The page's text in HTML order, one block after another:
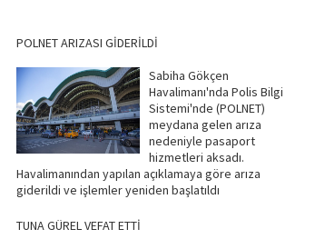
POLNET ARIZASI GİDERİLDİ
Sabiha Gökçen
Havalimanı'nda Polis Bilgi
Sistemi'nde (POLNET)
meydana gelen arıza
nedeniyle pasaport
hizmetleri aksadı.
Havalimanından yapılan açıklamaya göre arıza
giderildi ve işlemler yeniden başlatıldı
TUNA GÜREL VEFAT ETTİ